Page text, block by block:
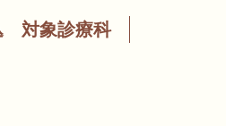
対象診療科